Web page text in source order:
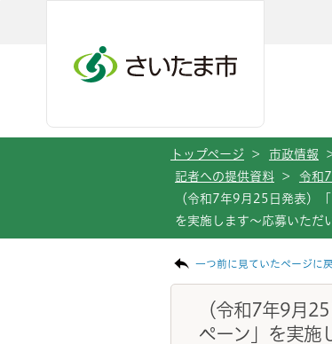
トップページ > 市政情報
記者への提供資料
> 令和
（令和7年9月25日発表）
を実施します～応募いただ
一つ前に見ていたページに
（令和7年9月
ペーン」を実施